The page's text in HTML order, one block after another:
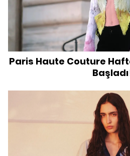
Paris Haute Couture